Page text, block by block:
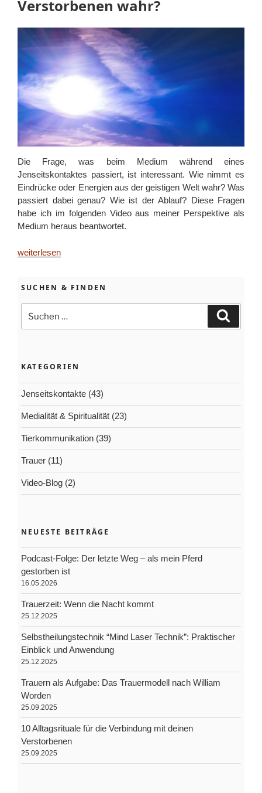
–
Pferd
gestorben
ist“
Verstorbenen wahr?
Die Frage, was beim Medium während eines
Jenseitskontaktes passiert, ist interessant. Wie nimmt es
Eindrücke oder Energien aus der geistigen Welt wahr? Was
passiert dabei genau? Wie ist der Ablauf? Diese Fragen
habe ich im folgenden Video aus meiner Perspektive als
Medium heraus beantwortet.
„Wie
Medium
einen
Verstorbenen
wahr?“
weiterlesen
SUCHEN & FINDEN
nach:
KATEGORIEN
Jenseitskontakte (43)
Medialität & Spiritualität (23)
Tierkommunikation (39)
Trauer (11)
Video-Blog (2)
NEUESTE BEITRÄGE
Podcast-Folge: Der letzte Weg – als mein Pferd
gestorben ist
16.05.2026
Trauerzeit: Wenn die Nacht kommt
25.12.2025
Selbstheilungstechnik “Mind Laser Technik”: Praktischer
Einblick und Anwendung
25.12.2025
Trauern als Aufgabe: Das Trauermodell nach William
Worden
25.09.2025
10 Alltagsrituale für die Verbindung mit deinen
Verstorbenen
25.09.2025